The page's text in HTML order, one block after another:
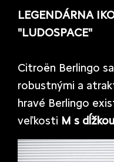
LEGENDÁRNA
"LUDOSPACE"
Citroën Berlingo
robustnými a
hravé Berlingo
veľkosti M s